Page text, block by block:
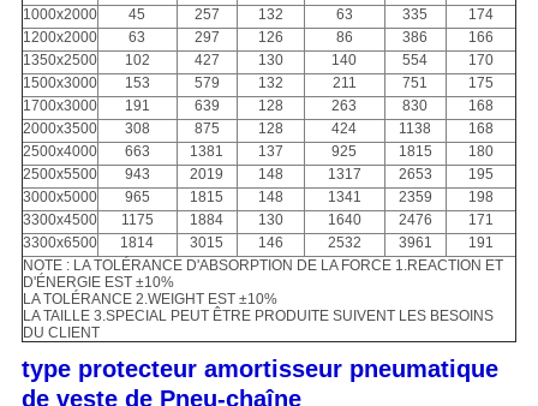
1000x2000
45 257 132 63 335
174
1200x2000
63 297 126 86 386
166
1350x2500
102 427 130 140 554
170
1500x3000
153 579 132 211 751
175
1700x3000
191 639 128 263 830
168
2000x3500
308 875 128 424 1138
168
2500x4000
663 1381 137 925 1815
180
2500x5500
943 2019 148 1317 2653
195
3000x5000
965 1815 148 1341 2359
198
3300x4500
1175 1884 130 1640 2476
171
3300x6500
1814 3015 146 2532 3961
191
NOTE : LA TOLÉRANCE D'ABSORPTION DE LA FORCE 1.REACTION ET
D'ÉNERGIE EST ±10%
LA TOLÉRANCE 2.WEIGHT EST ±10%
LA TAILLE 3.SPECIAL PEUT ÊTRE PRODUITE SUIVENT LES BESOINS
DU CLIENT
type protecteur amortisseur pneumatique
de veste de Pneu-chaîne